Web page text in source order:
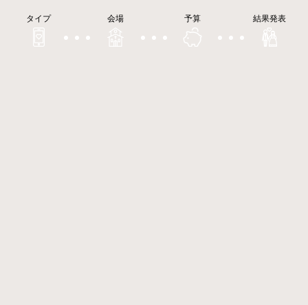
タイプ 会場 予算 結果発表